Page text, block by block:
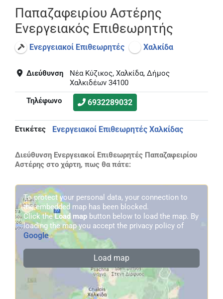
Παπαζαφειρίου Αστέρης
Ενεργειακός Επιθεωρητής
Ενεργειακοί Επιθεωρητές Χαλκίδα
Διεύθυνση
Νέα Κύζικος, Χαλκίδα, Δήμος
Χαλκιδέων 34100
Τηλέφωνο
6932289032
Ετικέτες Ενεργειακοί Επιθεωρητές Χαλκίδας
Διεύθυνση Ενεργειακοί Επιθεωρητές Παπαζαφειρίου
Αστέρης στο χάρτη, πως θα πάτε:
To protect your personal data, your connection to
the embedded map has been blocked.
Click theLoad map button below to load the map. By
loading the map you accept the privacy policy of
Google.
Load map